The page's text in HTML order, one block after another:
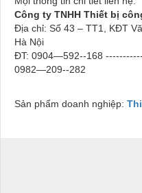
Công ty TNHH Thiết bị
Địa chỉ: Số 43 – TT1, KĐT
Hà Nội
ĐT: 0904—592--168
0982—209--282
Sản phẩm doanh nghiệp: